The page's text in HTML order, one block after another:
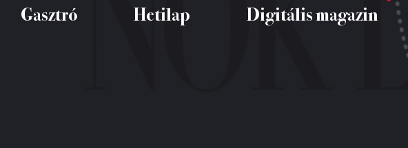
Gasztró
Hetilap Digitális magazin